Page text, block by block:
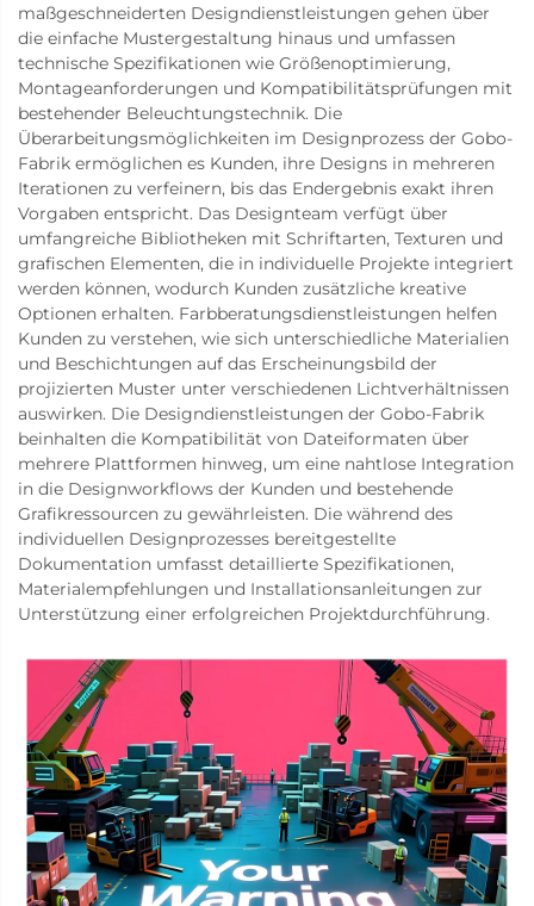
maßgeschneiderten Designdienstleistungen gehen über
die einfache Mustergestaltung hinaus und umfassen
technische Spezifikationen wie Größenoptimierung,
Montageanforderungen und Kompatibilitätsprüfungen mit
bestehender Beleuchtungstechnik. Die
Überarbeitungsmöglichkeiten im Designprozess der Gobo-
Fabrik ermöglichen es Kunden, ihre Designs in mehreren
Iterationen zu verfeinern, bis das Endergebnis exakt ihren
Vorgaben entspricht. Das Designteam verfügt über
umfangreiche Bibliotheken mit Schriftarten, Texturen und
grafischen Elementen, die in individuelle Projekte integriert
werden können, wodurch Kunden zusätzliche kreative
Optionen erhalten. Farbberatungsdienstleistungen helfen
Kunden zu verstehen, wie sich unterschiedliche Materialien
und Beschichtungen auf das Erscheinungsbild der
projizierten Muster unter verschiedenen Lichtverhältnissen
auswirken. Die Designdienstleistungen der Gobo-Fabrik
beinhalten die Kompatibilität von Dateiformaten über
mehrere Plattformen hinweg, um eine nahtlose Integration
in die Designworkflows der Kunden und bestehende
Grafikressourcen zu gewährleisten. Die während des
individuellen Designprozesses bereitgestellte
Dokumentation umfasst detaillierte Spezifikationen,
Materialempfehlungen und Installationsanleitungen zur
Unterstützung einer erfolgreichen Projektdurchführung.